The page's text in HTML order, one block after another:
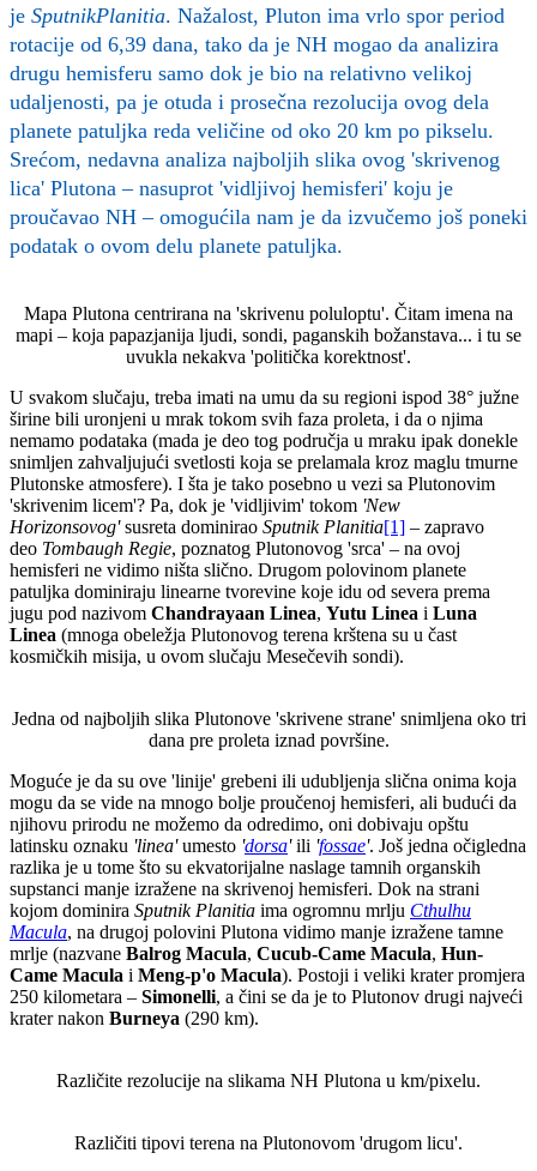
je SputnikPlanitia. Nažalost, Pluton ima vrlo spor period
rotacije od 6,39 dana, tako da je NH mogao da analizira
drugu hemisferu samo dok je bio na relativno velikoj
udaljenosti, pa je otuda i prosečna rezolucija ovog dela
planete patuljka reda veličine od oko 20 km po pikselu.
Srećom, nedavna analiza najboljih slika ovog 'skrivenog
lica' Plutona – nasuprot 'vidljivoj hemisferi' koju je
proučavao NH – omogućila nam je da izvučemo još poneki
podatak o ovom delu planete patuljka.
Mapa Plutona centrirana na 'skrivenu poluloptu'. Čitam imena na
mapi – koja papazjanija ljudi, sondi, paganskih božanstava... i tu se
uvukla nekakva 'politička korektnost'.
U svakom slučaju, treba imati na umu da su regioni ispod 38° južne
širine bili uronjeni u mrak tokom svih faza proleta, i da o njima
nemamo podataka (mada je deo tog područja u mraku ipak donekle
snimljen zahvaljujući svetlosti koja se prelamala kroz maglu tmurne
Plutonske atmosfere). I šta je tako posebno u vezi sa Plutonovim
'skrivenim licem'? Pa, dok je 'vidljivim' tokom 'New
Horizonsovog'susreta dominirao Sputnik Planitia[1] – zapravo
deo Tombaugh Regie, poznatog Plutonovog 'srca' – na ovoj
hemisferi ne vidimo ništa slično. Drugom polovinom planete
patuljka dominiraju linearne tvorevine koje idu od severa prema
jugu pod nazivom Chandrayaan Linea, Yutu Linea i Luna
Linea (mnoga obeležja Plutonovog terena krštena su u čast
kosmičkih misija, u ovom slučaju Mesečevih sondi).
Jedna od najboljih slika Plutonove 'skrivene strane' snimljena oko tri
dana pre proleta iznad površine.
Moguće je da su ove 'linije' grebeni ili udubljenja slična onima koja
mogu da se vide na mnogo bolje proučenoj hemisferi, ali budući da
njihovu prirodu ne možemo da odredimo, oni dobivaju opštu
latinsku oznaku 'linea'umesto 'dorsa'ili 'fossae'. Još jedna očigledna
razlika je u tome što su ekvatorijalne naslage tamnih organskih
supstanci manje izražene na skrivenoj hemisferi. Dok na strani
kojom dominira Sputnik Planitia ima ogromnu mrlju Cthulhu
Macula, na drugoj polovini Plutona vidimo manje izražene tamne
mrlje (nazvane Balrog Macula, Cucub-Came Macula, Hun-
Came Macula i Meng-p'o Macula). Postoji i veliki krater promjera
250 kilometara – Simonelli, a čini se da je to Plutonov drugi najveći
krater nakon Burneya (290 km).
Različite rezolucije na slikama NH Plutona u km/pixelu.
Različiti tipovi terena na Plutonovom 'drugom licu'.